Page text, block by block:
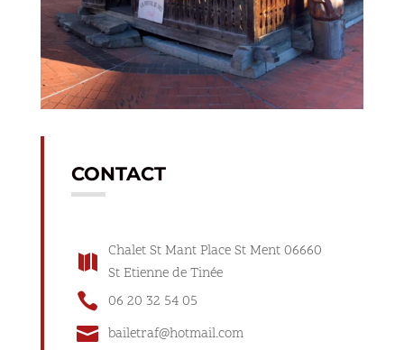
CONTACT
 Chalet St Mant Place St Ment 06660
St Etienne de Tinée
 06 20 32 54 05
 bailetraf@hotmail.com